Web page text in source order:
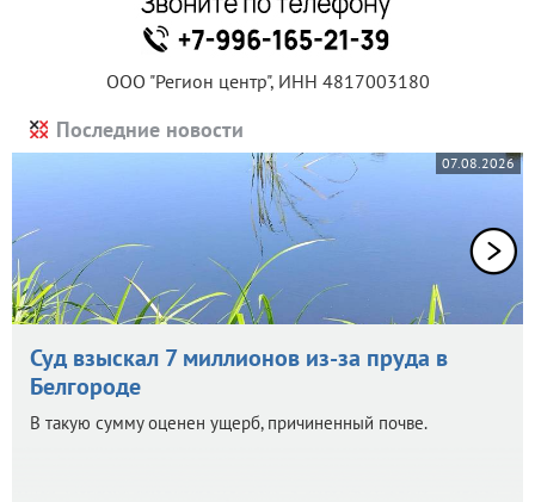
ООО "Регион центр", ИНН 4817003180
Последние новости
07.08.2026
Суд взыскал 7 миллионов из-за пруда в
Белгороде
В такую сумму оценен ущерб, причиненный почве.